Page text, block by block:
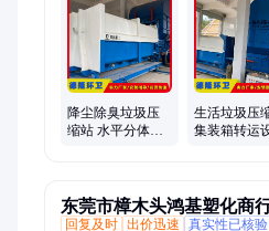
站、生活垃圾压缩机、地埋式垃圾
机、移动式垃圾压缩箱、压缩式垃
设备、水平式垃圾中转站、垃圾处
垃圾站设备
降尘除臭垃圾压
缩站 水平分体式
生活垃圾压
集装箱转运
东莞市樟木头鸿基塑化商
回复及时 出价迅速 真实性已核验